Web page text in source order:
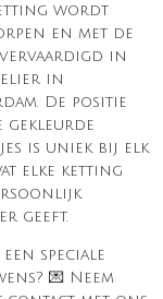
wordt
en met de
in
in
De positie
gekleurde
is uniek bij elk
elke ketting
geeft.
een speciale
💌 Neem